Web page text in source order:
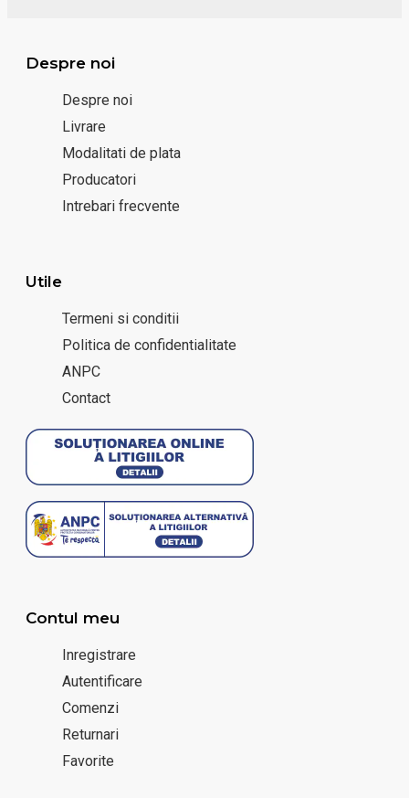
Despre noi
Despre noi
Livrare
Modalitati de plata
Producatori
Intrebari frecvente
Utile
Termeni si conditii
Politica de confidentialitate
ANPC
Contact
Contul meu
Inregistrare
Autentificare
Comenzi
Returnari
Favorite